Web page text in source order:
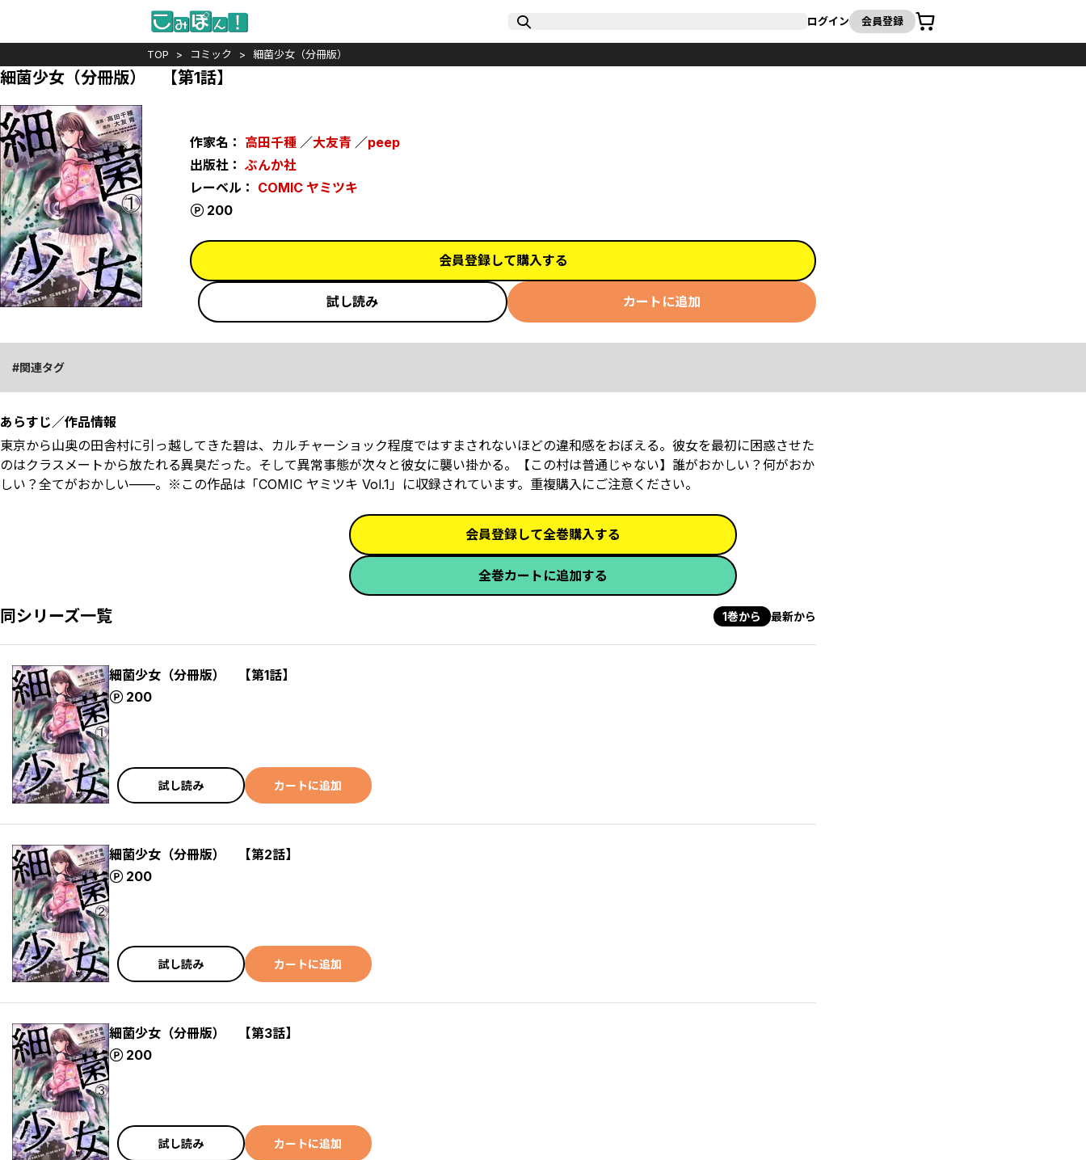
ログイン 会員登録
カート
TOP コミック 細菌少女（分冊版）
細菌少女（分冊版） 【第1話】
作家名： 高田千種 ／大友青 ／peep
出版社： ぶんか社
レーベル： COMIC ヤミツキ
200
ポイント
会員登録して購入する
試し読み カートに追加
関連タグ
あらすじ／作品情報
東京から山奥の田舎村に引っ越してきた碧は、カルチャーショック程度ではすまされないほどの違和感をおぼえる。彼女を最初に困惑させた
のはクラスメートから放たれる異臭だった。そして異常事態が次々と彼女に襲い掛かる。【この村は普通じゃない】誰がおかしい？何がおか
しい？全てがおかしい——。※この作品は「COMIC ヤミツキ Vol.1」に収録されています。重複購入にご注意ください。
会員登録して全巻購入する
全巻カートに追加する
同シリーズ一覧 1巻から 最新から
細菌少女（分冊版） 【第1話】
200
ポイント
試し読み カートに追加
細菌少女（分冊版） 【第2話】
200
ポイント
試し読み カートに追加
細菌少女（分冊版） 【第3話】
200
ポイント
試し読み カートに追加